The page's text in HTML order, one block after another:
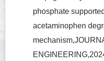
phosphate
acetaminophen